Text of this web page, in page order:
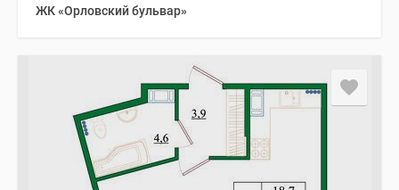
ЖК «Орловский бульвар»